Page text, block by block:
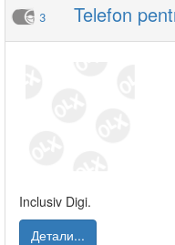
3 Telefon
Inclusiv Digi.
Детали...